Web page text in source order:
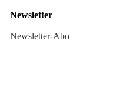
Newsletter
Newsletter-Abo